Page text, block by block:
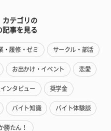
カテゴリの
記事を見る
・履修・ゼミ サークル・部活
お出かけ・イベント 恋愛
ンタビュー 奨学金
バイト知識 バイト体験談
勝たん！